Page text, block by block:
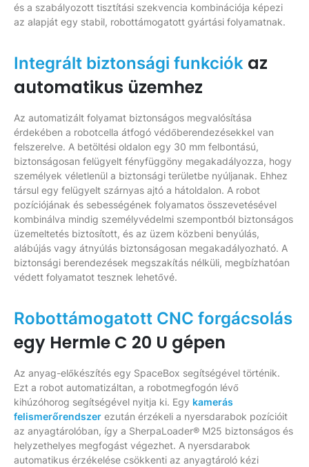
és a szabályozott tisztítási szekvencia kombinációja képezi
az alapját egy stabil, robottámogatott gyártási folyamatnak.
Integrált biztonsági funkciók az
automatikus üzemhez
Az automatizált folyamat biztonságos megvalósítása
érdekében a robotcella átfogó védőberendezésekkel van
felszerelve. A betöltési oldalon egy 30 mm felbontású,
biztonságosan felügyelt fényfüggöny megakadályozza, hogy
személyek véletlenül a biztonsági területbe nyúljanak. Ehhez
társul egy felügyelt szárnyas ajtó a hátoldalon. A robot
pozíciójának és sebességének folyamatos összevetésével
kombinálva mindig személyvédelmi szempontból biztonságos
üzemeltetés biztosított, és az üzem közbeni benyúlás,
alábújás vagy átnyúlás biztonságosan megakadályozható. A
biztonsági berendezések megszakítás nélküli, megbízhatóan
védett folyamatot tesznek lehetővé.
Robottámogatott CNC forgácsolás
egy Hermle C 20 U gépen
Az anyag-előkészítés egy SpaceBox segítségével történik.
Ezt a robot automatizáltan, a robotmegfogón lévő
kihúzóhorog segítségével nyitja ki. Egy kamerás
felismerőrendszer ezután érzékeli a nyersdarabok pozícióit
az anyagtárolóban, így a SherpaLoader® M25 biztonságos és
helyzethelyes megfogást végezhet. A nyersdarabok
automatikus érzékelése csökkenti az anyagtároló kézi